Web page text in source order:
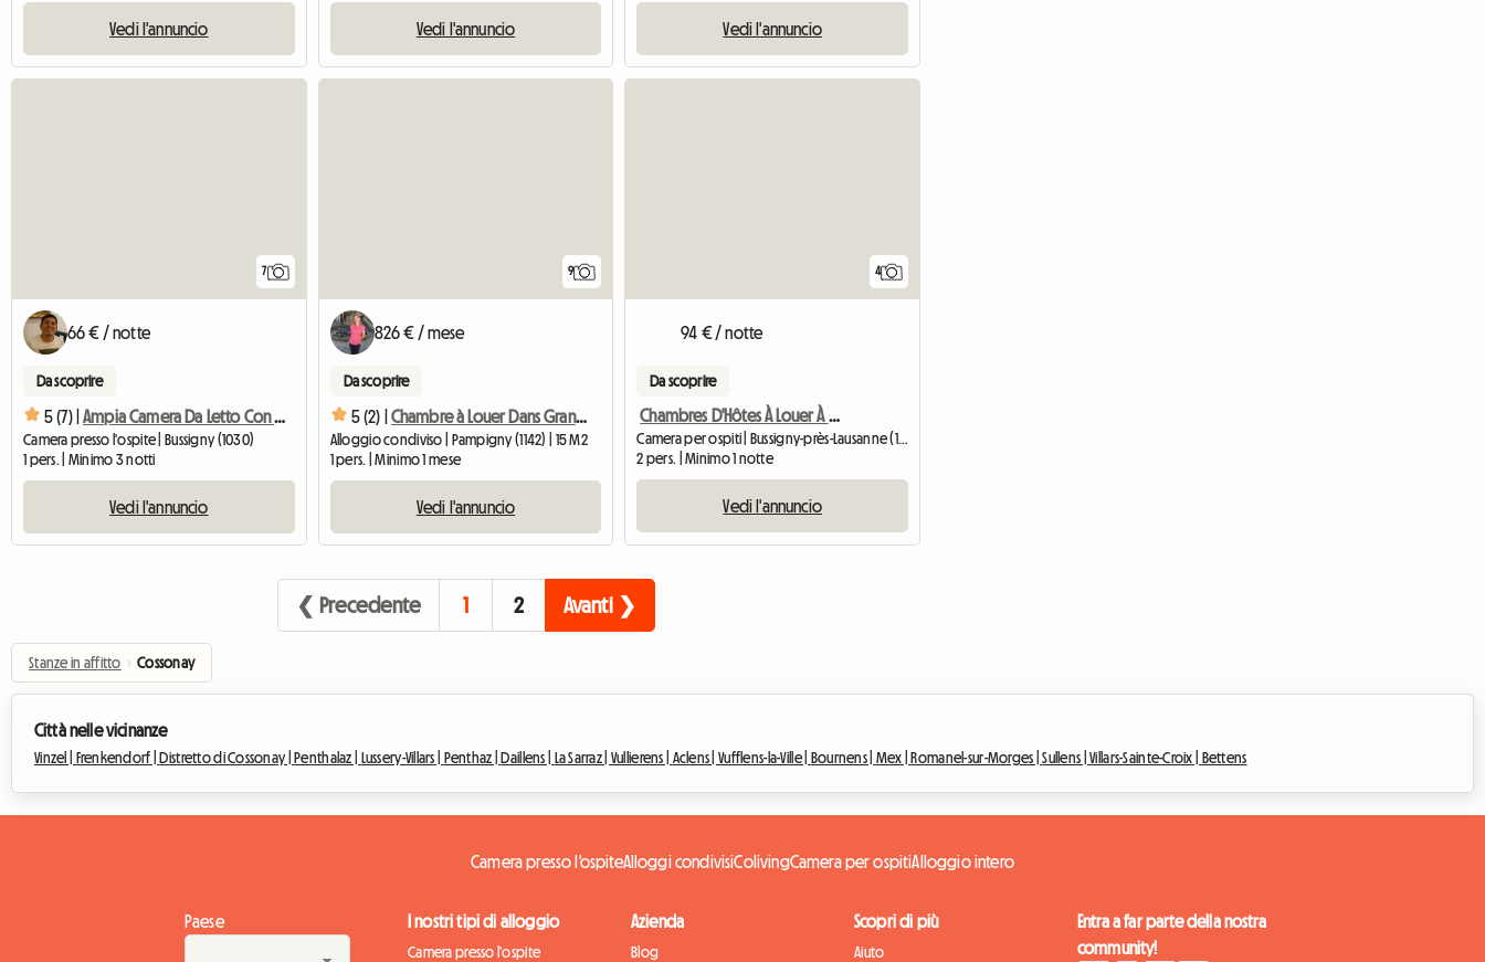
Vedi l'annuncio Vedi l'annuncio Vedi l'annuncio
7
66 € / notte
Da scoprire
5 (7) | Ampia Camera Da Letto Con Bagno Privato In Villa A Bussi
Camera presso l'ospite | Bussigny (1030)
1 pers. | Minimo 3 notti
Vedi l'annuncio
9
826 € / mese
Da scoprire
5 (2) | Chambre à Louer Dans Grand Appartement En Duplex 140 M2-chb3
Alloggio condiviso | Pampigny (1142) | 15 M2
1 pers. | Minimo 1 mese
Vedi l'annuncio
4
94 € / notte
Da scoprire
Chambres D'Hôtes À Louer À Bussigny
Camera per ospiti | Bussigny-près-Lausanne (1030)
2 pers. | Minimo 1 notte
Vedi l'annuncio
❮ Precedente 1 2 Avanti ❯
Stanze in affitto › Cossonay
Città nelle vicinanze
Vinzel | Frenkendorf | Distretto di Cossonay | Penthalaz | Lussery-Villars | Penthaz | Daillens | La Sarraz | Vullierens | Aclens |Vufflens-la-Ville | Bournens | Mex | Romanel-sur-Morges |Sullens |Villars-Sainte-Croix | Bettens
Camera presso l'ospiteAlloggi condivisiColivingCamera per ospitiAlloggio intero
Paese I nostri tipi di alloggio
Camera presso l'ospite
Azienda
Blog
Scopri di più
Aiuto
Entra a far parte della nostra
community!